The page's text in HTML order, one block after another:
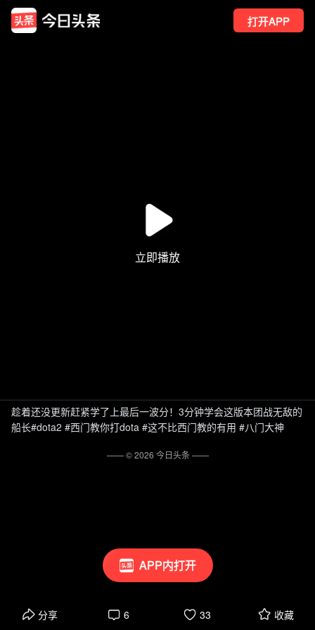
打开APP
APP内打开
趁着还没更新赶紧学了上最后一波分！3分钟学会这版本团战无敌的
船长#dota2 #西门教你打dota #这不比西门教的有用 #八门大神
分享 6 33 收藏
—— ©2026 今日头条——